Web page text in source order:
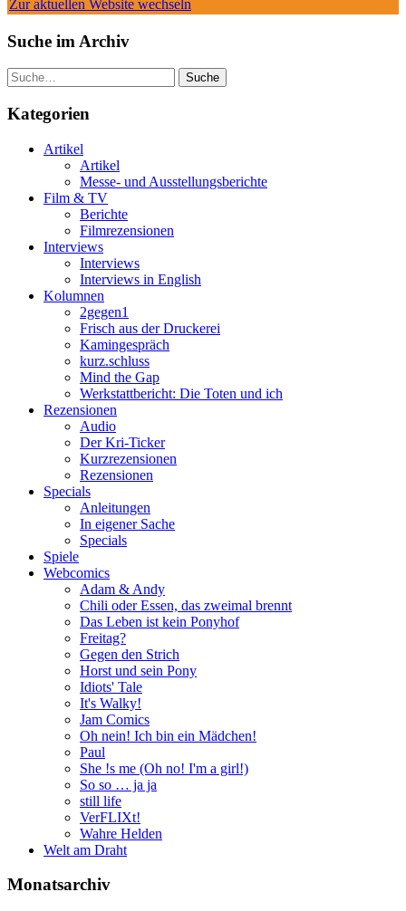
Zur aktuellen Website wechseln
Suche im Archiv
Suche
Kategorien
Artikel
Artikel
Messe- und Ausstellungsberichte
Film & TV
Berichte
Filmrezensionen
Interviews
Interviews
Interviews in English
Kolumnen
2gegen1
Frisch aus der Druckerei
Kamingespräch
kurz.schluss
Mind the Gap
Werkstattbericht: Die Toten und ich
Rezensionen
Audio
Der Kri-Ticker
Kurzrezensionen
Rezensionen
Specials
Anleitungen
In eigener Sache
Specials
Spiele
Webcomics
Adam & Andy
Chili oder Essen, das zweimal brennt
Das Leben ist kein Ponyhof
Freitag?
Gegen den Strich
Horst und sein Pony
Idiots' Tale
It's Walky!
Jam Comics
Oh nein! Ich bin ein Mädchen!
Paul
She !s me (Oh no! I'm a girl!)
So so … ja ja
still life
VerFLIXt!
Wahre Helden
Welt am Draht
Monatsarchiv